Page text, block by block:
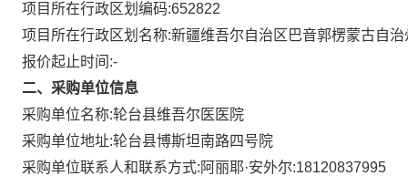
项目所在行政区划编码:652822
项目所在行政区划名称:新疆维吾尔自治区巴音郭楞蒙古自治
报价起止时间:-
二、采购单位信息
采购单位名称:轮台县维吾尔医医院
采购单位地址:轮台县博斯坦南路四号院
采购单位联系人和联系方式: 阿丽耶·安外尔:18120837995